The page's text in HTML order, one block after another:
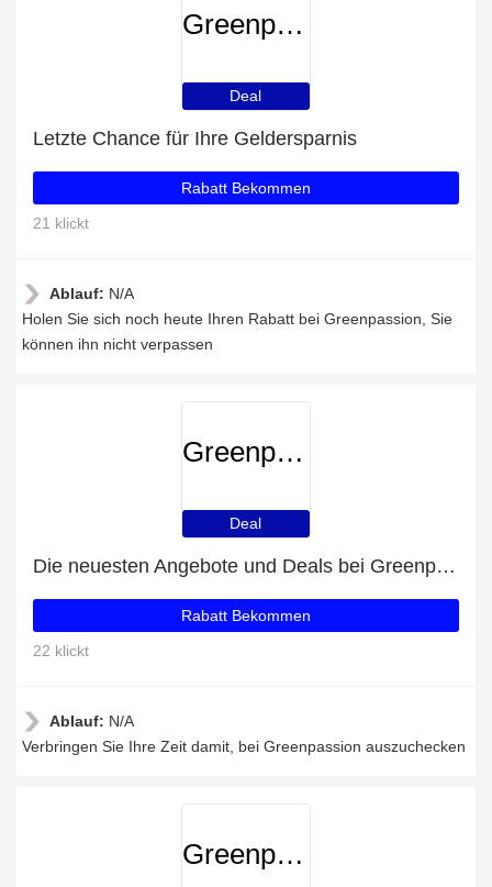
Greenpassion
Deal
Letzte Chance für Ihre Geldersparnis
Rabatt Bekommen
21 klickt
Ablauf: N/A
Holen Sie sich noch heute Ihren Rabatt bei Greenpassion, Sie
können ihn nicht verpassen
Greenpassion
Deal
Die neuesten Angebote und Deals bei Greenpassion
Rabatt Bekommen
22 klickt
Ablauf: N/A
Verbringen Sie Ihre Zeit damit, bei Greenpassion auszuchecken
Greenpassion